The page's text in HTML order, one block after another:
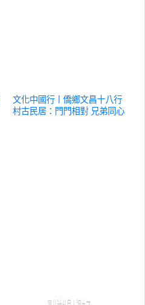
文化中國行丨僑鄉文昌十八行
村古民居：門門相對 兄弟同心